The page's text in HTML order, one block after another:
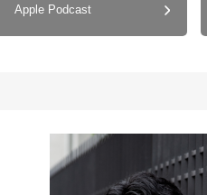
Apple Podcast